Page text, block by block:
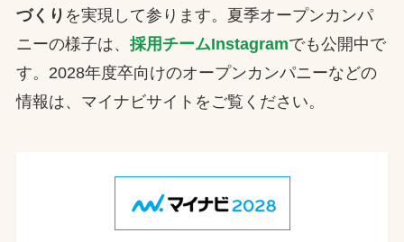
づくり を実現して参ります。夏季オープンカンパ
ニーの様子は、 採用チームInstagramでも公開中で
す。2028年度卒向けのオープンカンパニーなどの
情報は、マイナビサイトをご覧ください。